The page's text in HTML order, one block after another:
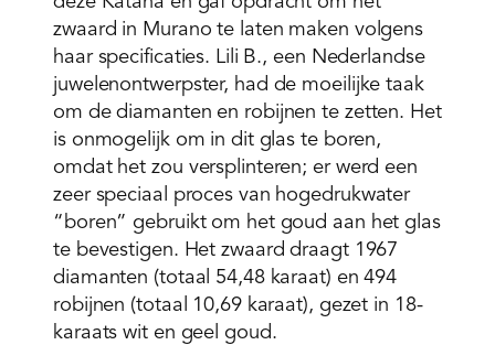
zwaard in Murano te laten maken volgens
haar specificaties. Lili B., een Nederlandse
juwelenontwerpster, had de moeilijke taak
om de diamanten en robijnen te zetten. Het
is onmogelijk om in dit glas te boren,
omdat het zou versplinteren; er werd een
zeer speciaal proces van hogedrukwater
“boren” gebruikt om het goud aan het glas
te bevestigen. Het zwaard draagt 1967
diamanten (totaal 54,48 karaat) en 494
robijnen (totaal 10,69 karaat), gezet in 18-
karaats wit en geel goud.